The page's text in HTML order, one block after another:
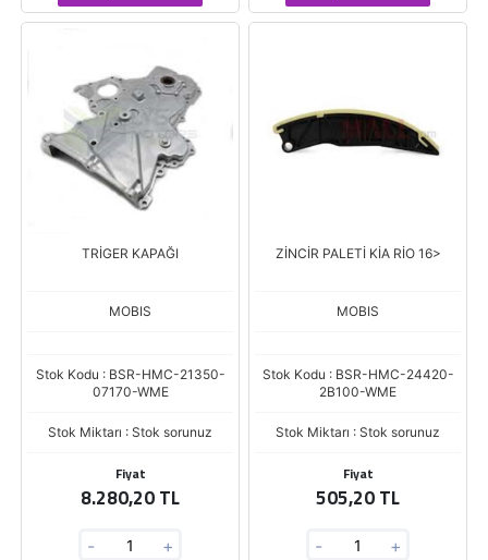
TRİGER KAPAĞI
MOBIS
Stok Kodu : BSR-HMC-21350-
07170-WME
Stok Miktarı : Stok sorunuz
Fiyat
8.280,20 TL
- +
ZİNCİR PALETİ KİA RİO 16>
MOBIS
Stok Kodu : BSR-HMC-24420-
2B100-WME
Stok Miktarı : Stok sorunuz
Fiyat
505,20 TL
- +